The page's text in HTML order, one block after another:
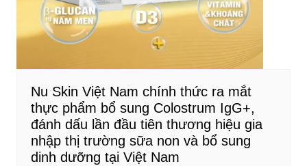
Nu Skin Việt Nam chính thức ra mắt
thực phẩm bổ sung Colostrum IgG+,
đánh dấu lần đầu tiên thương hiệu gia
nhập thị trường sữa non và bổ sung
dinh dưỡng tại Việt Nam